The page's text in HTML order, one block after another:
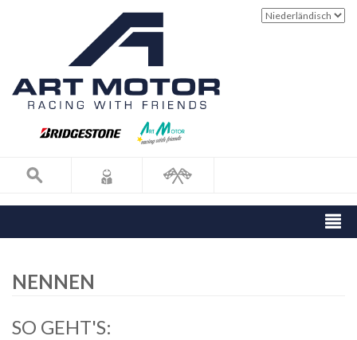
NENNEN
SO GEHT'S: